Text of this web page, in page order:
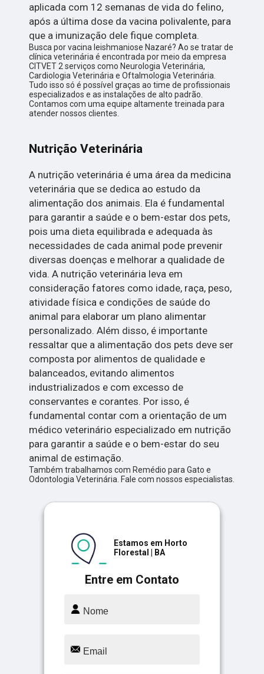
aplicada com 12 semanas de vida do felino,
após a última dose da vacina polivalente, para
que a imunização dele fique completa.
Busca por vacina leishmaniose Nazaré? Ao se tratar de
clínica veterinária é encontrada por meio da empresa
CITVET 2 serviços como Neurologia Veterinária,
Cardiologia Veterinária e Oftalmologia Veterinária.
Tudo isso só é possível graças ao time de profissionais
especializados e as instalações de alto padrão.
Contamos com uma equipe altamente treinada para
atender nossos clientes.
Nutrição Veterinária
A nutrição veterinária é uma área da medicina
veterinária que se dedica ao estudo da
alimentação dos animais. Ela é fundamental
para garantir a saúde e o bem-estar dos pets,
pois uma dieta equilibrada e adequada às
necessidades de cada animal pode prevenir
diversas doenças e melhorar a qualidade de
vida. A nutrição veterinária leva em
consideração fatores como idade, raça, peso,
atividade física e condições de saúde do
animal para elaborar um plano alimentar
personalizado. Além disso, é importante
ressaltar que a alimentação dos pets deve ser
composta por alimentos de qualidade e
balanceados, evitando alimentos
industrializados e com excesso de
conservantes e corantes. Por isso, é
fundamental contar com a orientação de um
médico veterinário especializado em nutrição
para garantir a saúde e o bem-estar do seu
animal de estimação.
Também trabalhamos com Remédio para Gato e
Odontologia Veterinária. Fale com nossos especialistas.
Entre em Contato
Estamos em Horto
Florestal | BA